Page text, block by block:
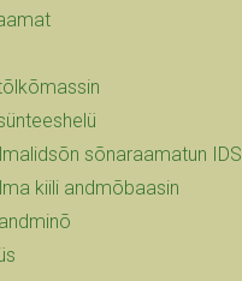
sõnaraamatun IDS
kiili andmõbaasin